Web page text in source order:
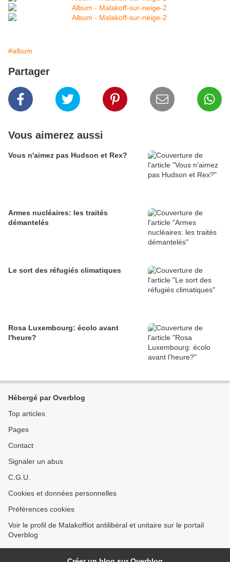
#album
Partager
Vous aimerez aussi
Vous n'aimez pas Hudson et Rex?
Armes nucléaires: les traités
démantelés
Le sort des réfugiés climatiques
Rosa Luxembourg: écolo avant
l'heure?
Hébergé par Overblog
Top articles
Pages
Contact
Signaler un abus
C.G.U.
Cookies et données personnelles
Préférences cookies
Voir le profil de Malakoffiot antilibéral et unitaire sur le portail
Overblog